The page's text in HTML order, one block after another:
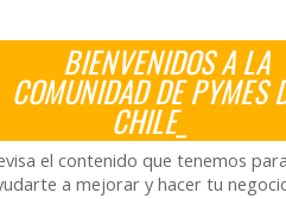
BIENVENIDOS A LA
COMUNIDAD DE PYMES
CHILE_
el contenido que tenemos para
a mejorar y hacer tu